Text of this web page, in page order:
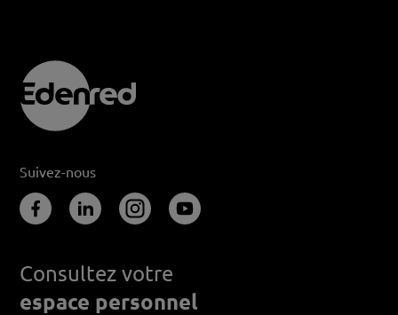
Suivez-nous
Consultez votre
espace personnel